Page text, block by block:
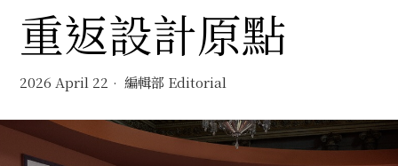
重返設計原點
2026 April 22 編輯部 Editorial